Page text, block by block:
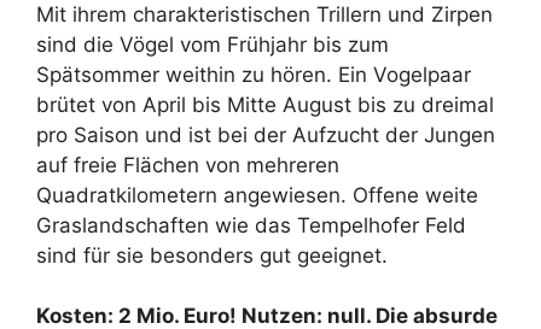
Mit ihrem charakteristischen Trillern und Zirpen
sind die Vögel vom Frühjahr bis zum
Spätsommer weithin zu hören. Ein Vogelpaar
brütet von April bis Mitte August bis zu dreimal
pro Saison und ist bei der Aufzucht der Jungen
auf freie Flächen von mehreren
Quadratkilometern angewiesen. Offene weite
Graslandschaften wie das Tempelhofer Feld
sind für sie besonders gut geeignet.
Kosten: 2 Mio. Euro! Nutzen: null. Die absurde